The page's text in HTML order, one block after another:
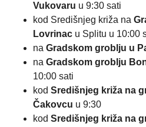
Vukovaru u 9:30 sati
kod Središnjeg križa na
Lovrinac u Splitu u 10:00
na Gradskom groblju u
na Gradskom groblju
10:00 sati
kod Središnjeg križa na
Čakovcu u 9:30
kod Središnjeg križa na